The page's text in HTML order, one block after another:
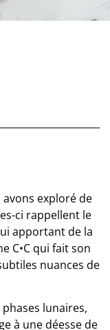
exploré de
ci rappellent le
apportant de la
C•C qui fait son
nuances de
lunaires,
à une déesse de